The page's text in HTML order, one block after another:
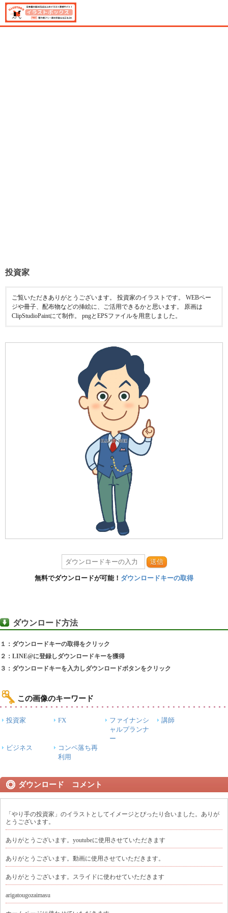
投資家
ご覧いただきありがとうございます。 投資家のイラストです。 WEBペー
ジや冊子、配布物などの挿絵に、ご活用できるかと思います。 原画は
ClipStudioPaintにて制作。 pngとEPSファイルを用意しました。
送信
無料でダウンロードが可能！ ダウンロードキーの取得
ダウンロード方法
１：ダウンロードキーの取得をクリック
２：LINE@に登録しダウンロードキーを獲得
３：ダウンロードキーを入力しダウンロードボタンをクリック
この画像のキーワード
投資家 FX
ファイナンシ
ャルプランナ
ー
講師
ビジネス
コンペ落ち再
利用
ダウンロード コメント
「やり手の投資家」のイラストとしてイメージとぴったり合いました。ありが
とうございます。
ありがとうございます。youtubeに使用させていただきます
ありがとうございます。動画に使用させていただきます。
ありがとうございます。スライドに使わせていただきます
arigatougozaimasu